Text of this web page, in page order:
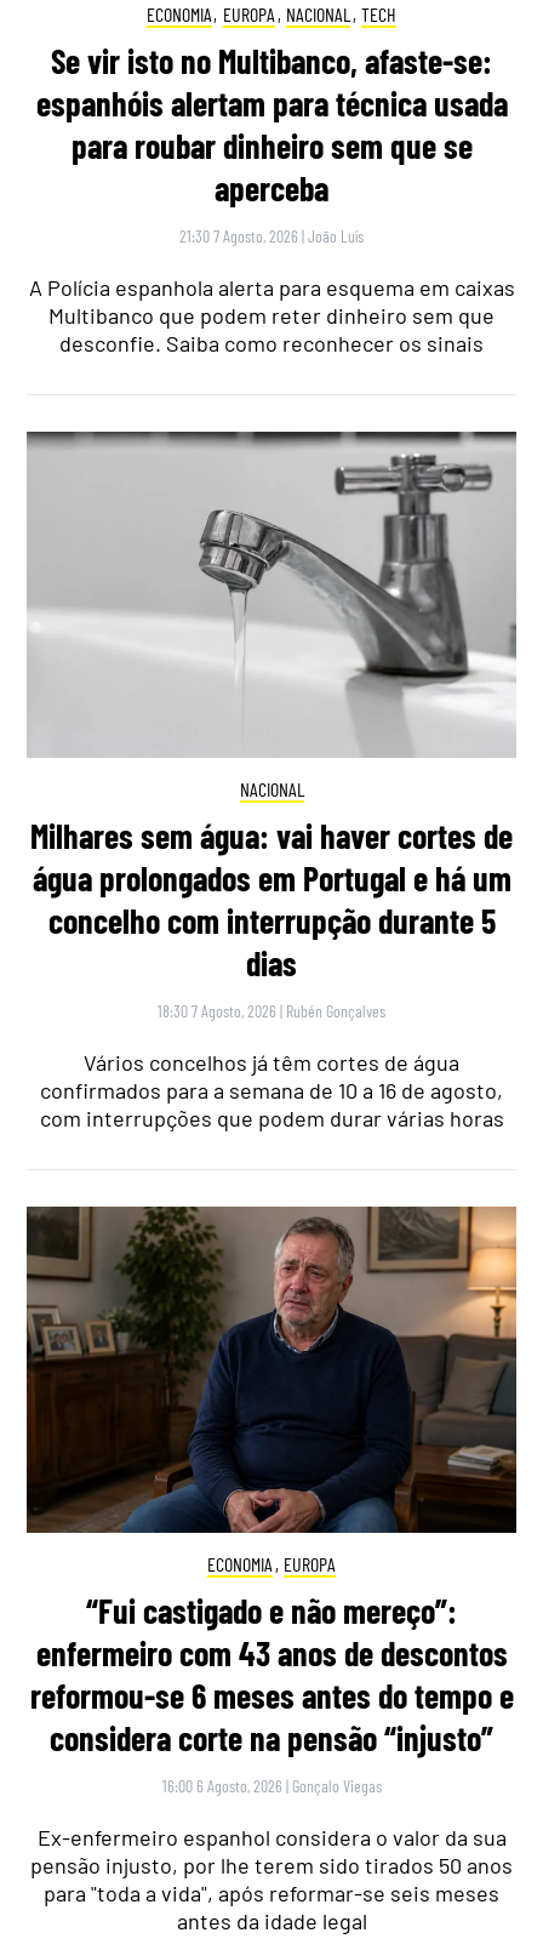
ECONOMIA, EUROPA , NACIONAL , TECH
Se vir isto no Multibanco, afaste-se:
espanhóis alertam para técnica usada
para roubar dinheiro sem que se
aperceba
21:30 7 Agosto, 2026 |João Luís
A Polícia espanhola alerta para esquema em caixas
Multibanco que podem reter dinheiro sem que
desconfie. Saiba como reconhecer os sinais
NACIONAL
Milhares sem água: vai haver cortes de
água prolongados em Portugal e há um
concelho com interrupção durante 5
dias
18:30 7 Agosto, 2026 | Rubén Gonçalves
Vários concelhos já têm cortes de água
confirmados para a semana de 10 a 16 de agosto,
com interrupções que podem durar várias horas
ECONOMIA , EUROPA
“Fui castigado e não mereço”:
enfermeiro com 43 anos de descontos
reformou-se 6 meses antes do tempo e
considera corte na pensão “injusto”
16:00 6 Agosto, 2026 | Gonçalo Viegas
Ex-enfermeiro espanhol considera o valor da sua
pensão injusto, por lhe terem sido tirados 50 anos
para "toda a vida", após reformar-se seis meses
antes da idade legal